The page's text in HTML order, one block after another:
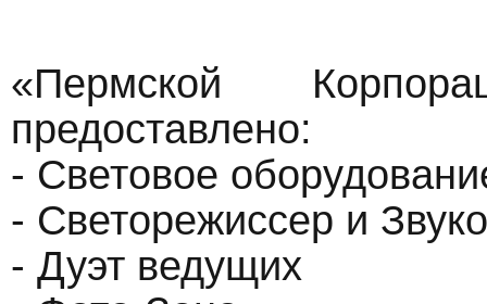
«Пермской
предоставлено:
- Световое
- Светорежиссер и
- Дуэт ведущих